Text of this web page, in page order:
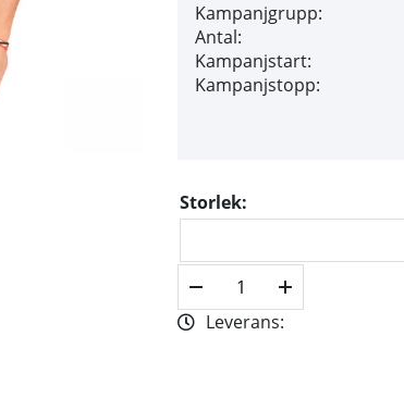
Kampanjgrupp:
Antal:
Kampanjstart:
Kampanjstopp:
Storlek:
Leverans: